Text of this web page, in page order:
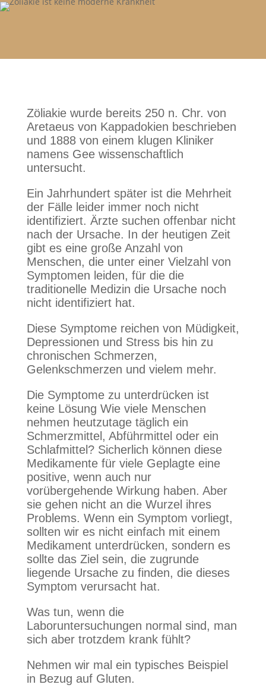
Zöliakie wurde bereits 250 n. Chr. von
Aretaeus von Kappadokien beschrieben
und 1888 von einem klugen Kliniker
namens Gee wissenschaftlich
untersucht.
Ein Jahrhundert später ist die Mehrheit
der Fälle leider immer noch nicht
identifiziert. Ärzte suchen offenbar nicht
nach der Ursache. In der heutigen Zeit
gibt es eine große Anzahl von
Menschen, die unter einer Vielzahl von
Symptomen leiden, für die die
traditionelle Medizin die Ursache noch
nicht identifiziert hat.
Diese Symptome reichen von Müdigkeit,
Depressionen und Stress bis hin zu
chronischen Schmerzen,
Gelenkschmerzen und vielem mehr.
Die Symptome zu unterdrücken ist
keine Lösung Wie viele Menschen
nehmen heutzutage täglich ein
Schmerzmittel, Abführmittel oder ein
Schlafmittel? Sicherlich können diese
Medikamente für viele Geplagte eine
positive, wenn auch nur
vorübergehende Wirkung haben. Aber
sie gehen nicht an die Wurzel ihres
Problems. Wenn ein Symptom vorliegt,
sollten wir es nicht einfach mit einem
Medikament unterdrücken, sondern es
sollte das Ziel sein, die zugrunde
liegende Ursache zu finden, die dieses
Symptom verursacht hat.
Was tun, wenn die
Laboruntersuchungen normal sind, man
sich aber trotzdem krank fühlt?
Nehmen wir mal ein typisches Beispiel
in Bezug auf Gluten.